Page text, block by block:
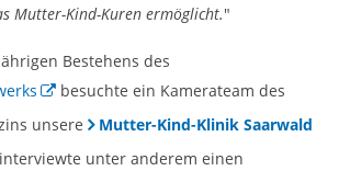
Mutter-Kind-Kuren ermöglicht."
Bestehens des
besuchte ein Kamerateam des
unsere
Mutter-Kind-Klinik Saarwald
unter anderem einen